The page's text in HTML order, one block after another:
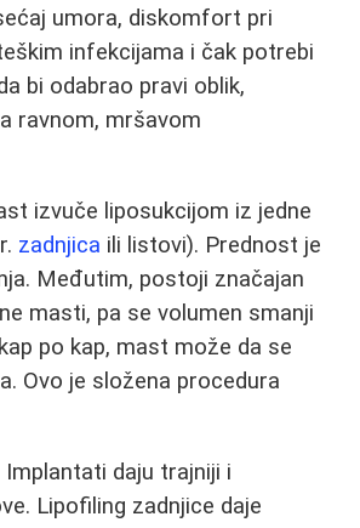
umora, diskomfort pri
infekcijama i čak potrebi
bi odabrao pravi oblik,
ravnom, mršavom
izvuče liposukcijom iz jedne
zadnjica ili listovi). Prednost je
Međutim, postoji značajan
masti, pa se volumen smanji
po kap, mast može da se
Ovo je složena procedura
daju trajniji i
Lipofiling zadnjice daje